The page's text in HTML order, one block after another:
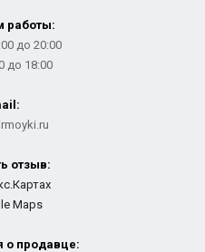
работы:
до 20:00
до 18:00
отзыв:
Maps
о продавце: